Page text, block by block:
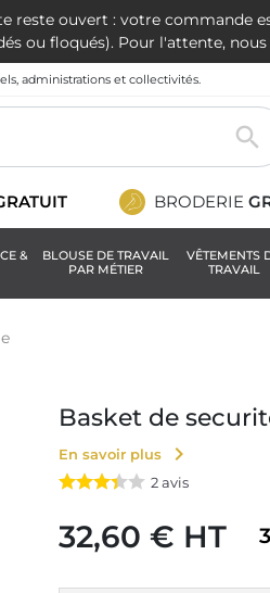
reste ouvert : votre commande
ou floqués). Pour l'attente,
administrations et collectivités.

BRODERIE
&
BLOUSE DE TRAVAIL
PAR MÉTIER
VÊTEMENTS
TRAVAIL
Basket de
En savoir plus chevron_right
2avis
32,60 € HT